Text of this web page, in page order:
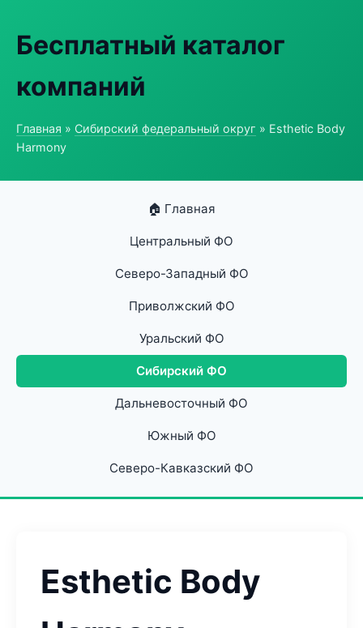
Бесплатный каталог
компаний
Главная » Сибирский федеральный округ » Esthetic Body
Harmony
🏠 Главная
Центральный ФО
Северо-Западный ФО
Приволжский ФО
Уральский ФО
Сибирский ФО
Дальневосточный ФО
Южный ФО
Северо-Кавказский ФО
Esthetic Body